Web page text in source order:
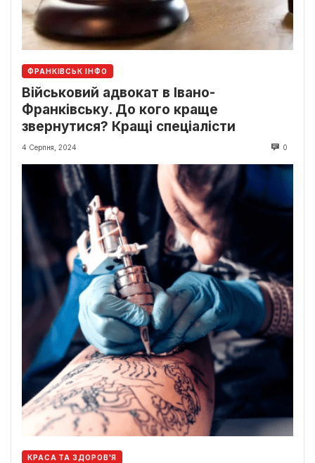
ФРАНКІВСЬК ІНФО
Військовий адвокат в Івано-
Франківську. До кого краще
звернутися? Кращі спеціалісти
4 Серпня, 2024 0
КРАСА ТА ЗДОРОВ'Я